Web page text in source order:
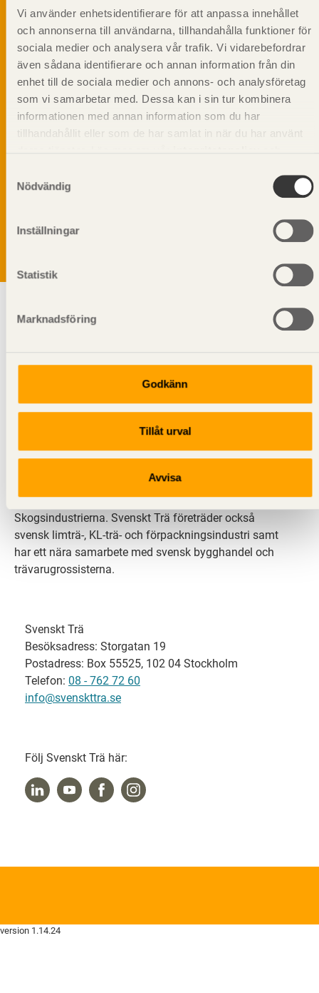
Vi använder enhetsidentifierare för att anpassa innehållet
och annonserna till användarna, tillhandahålla funktioner för
sociala medier och analysera vår trafik. Vi vidarebefordrar
även sådana identifierare och annan information från din
enhet till de sociala medier och annons- och analysföretag
som vi samarbetar med. Dessa kan i sin tur kombinera
informationen med annan information som du har
tillhandahållit eller som de har samlat in när du har använt
Nödvändig
Inställningar
Statistik
Marknadsföring
Godkänn
Tillåt urval
Avvisa
personuppgifter alltid hanteras på ett ansvarsfullt sätt.
Läs vår
träbyggande för att främja ett hållbart samhälle och
en livskraftig sågverksnäring. Det gör vi genom att
inspirera, utbilda och driva teknisk utveckling.
Svenskt Trä representerar svensk sågverksindustri
och är en del av branschorganisationen
Skogsindustrierna. Svenskt Trä företräder också
svensk limträ-, KL-trä- och förpackningsindustri samt
har ett nära samarbete med svensk bygghandel och
trävarugrossisterna.
Svenskt Trä
Besöksadress: Storgatan 19
Postadress: Box 55525, 102 04 Stockholm
Telefon: 08 - 762 72 60
info@svenskttra.se
Följ Svenskt Trä här:
version 1.14.24